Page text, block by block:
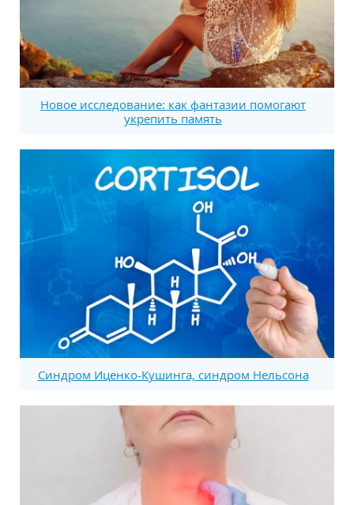
Новое исследование: как фантазии помогают
укрепить память
Синдром Иценко-Кушинга, синдром Нельсона